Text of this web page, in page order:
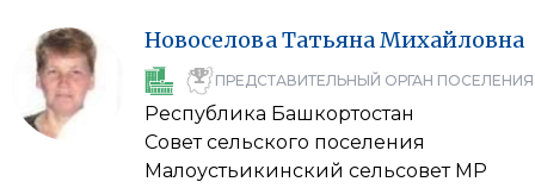
НовоселоваТатьянаМихайловна
ПРЕДСТАВИТЕЛЬНЫЙ ОРГАН ПОСЕЛЕНИЯ
Республика Башкортостан
Совет сельского поселения
Малоустьикинский сельсовет МР